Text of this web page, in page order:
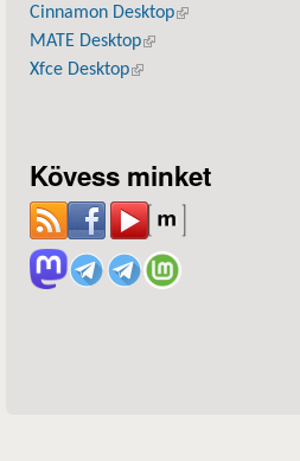
Cinnamon Desktop(külső hivatkozás)
MATE Desktop(külső hivatkozás)
Xfce Desktop(külső hivatkozás)
Kövess minket